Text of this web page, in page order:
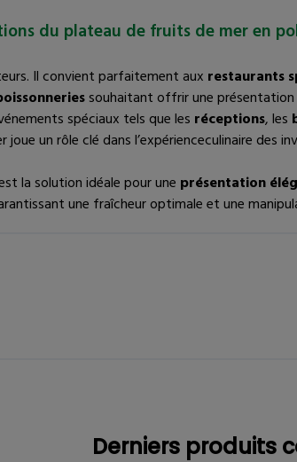
du plateau de fruits de mer en
Il convient parfaitement aux restaurants
souhaitant offrir une présentation
spéciaux tels que les réceptions, les
un rôle clé dans l’expérienceculinaire des
la solution idéale pour une présentation
une fraîcheur optimale et une
Derniers produits